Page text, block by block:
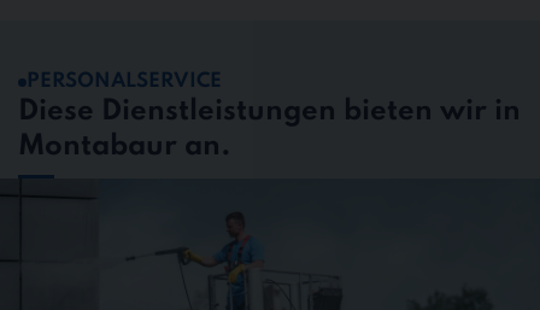
PERSONALSERVICE
Diese Dienstleistungen bieten wir in
Montabaur an.